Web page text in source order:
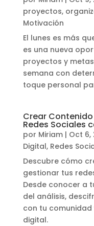
proyectos,
Motivación
El lunes es más
es una nueva
proyectos y
semana con
toque personal
Crear
Redes Sociales
por Miriam| Oct 6,
Digital, Redes
Descubre cómo
gestionar tus
Desde conocer a
del análisis,
con tu
digital.